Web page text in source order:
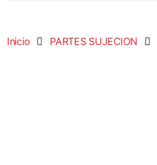
Inicio PARTES SUJECION